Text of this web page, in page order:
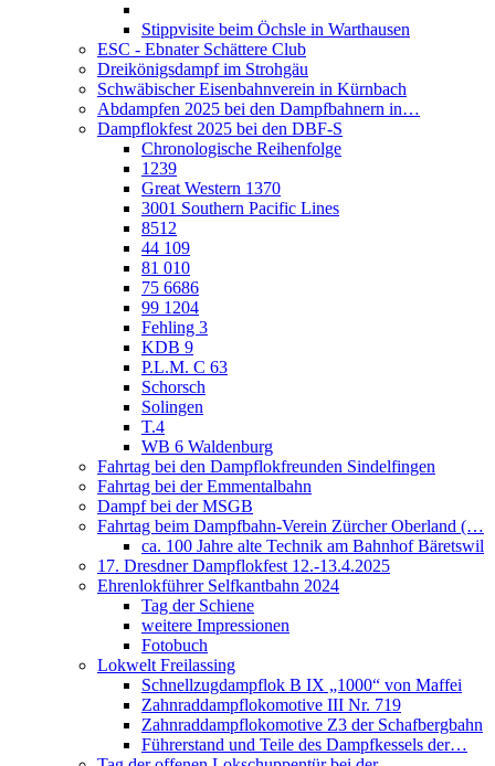
Stippvisite beim Öchsle in Warthausen
ESC - Ebnater Schättere Club
Dreikönigsdampf im Strohgäu
Schwäbischer Eisenbahnverein in Kürnbach
Abdampfen 2025 bei den Dampfbahnern in…
Dampflokfest 2025 bei den DBF-S
Chronologische Reihenfolge
1239
Great Western 1370
3001 Southern Pacific Lines
8512
44 109
81 010
75 6686
99 1204
Fehling 3
KDB 9
P.L.M. C 63
Schorsch
Solingen
T.4
WB 6 Waldenburg
Fahrtag bei den Dampflokfreunden Sindelfingen
Fahrtag bei der Emmentalbahn
Dampf bei der MSGB
Fahrtag beim Dampfbahn-Verein Zürcher Oberland (…
ca. 100 Jahre alte Technik am Bahnhof Bäretswil
17. Dresdner Dampflokfest 12.-13.4.2025
Ehrenlokführer Selfkantbahn 2024
Tag der Schiene
weitere Impressionen
Fotobuch
Lokwelt Freilassing
Schnellzugdampflok B IX „1000“ von Maffei
Zahnraddampflokomotive III Nr. 719
Zahnraddampflokomotive Z3 der Schafbergbahn
Führerstand und Teile des Dampfkessels der…